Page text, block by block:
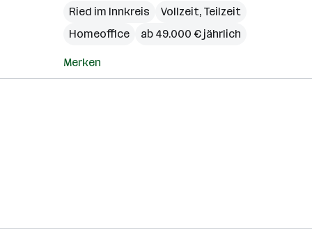
Ried im Innkreis
Vollzeit, Teilzeit
Homeoffice
ab 49.000 € jährlich
Merken